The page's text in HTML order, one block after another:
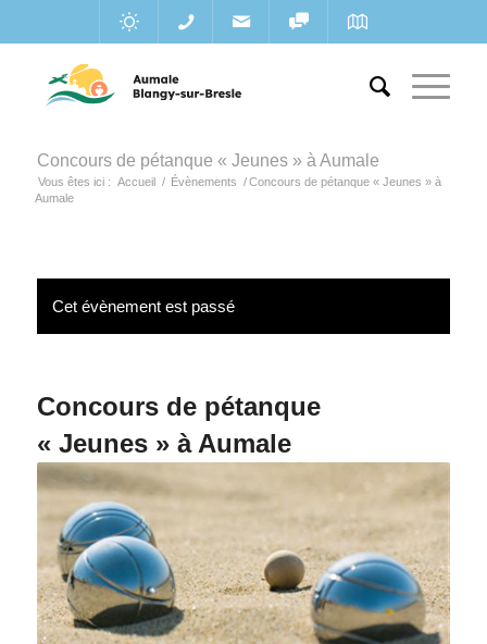
Concours de pétanque « Jeunes » à Aumale
Vous êtes ici : Accueil / Évènements / Concours de pétanque « Jeunes » à
Aumale
Cet évènement est passé
Concours de pétanque
« Jeunes » à Aumale